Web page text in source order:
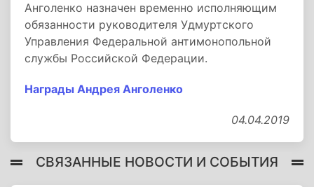
Анголенко назначен временно исполняющим
обязанности руководителя Удмуртского
Управления Федеральной антимонопольной
службы Российской Федерации.
Награды Андрея Анголенко
04.04.2019
СВЯЗАННЫЕ НОВОСТИ И СОБЫТИЯ